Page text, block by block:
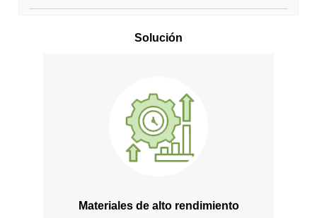
Solución
Materiales de alto rendimiento